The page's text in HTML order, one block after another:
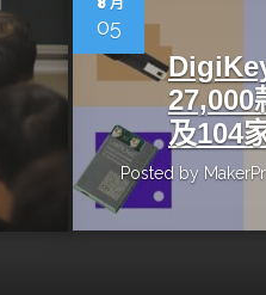
人應用部署實戰經驗
：AI框架
創客開發板AI加速晶
8 月
05
27,000
及104
Posted by